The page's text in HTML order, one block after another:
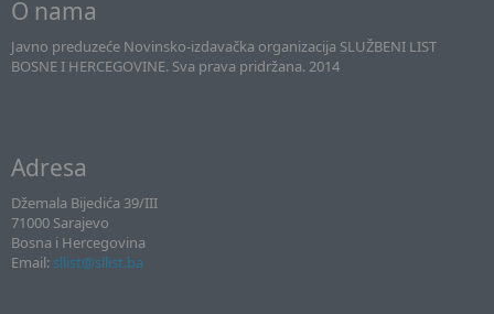
O nama
Javno preduzeće Novinsko-izdavačka organizacija SLUŽBENI LIST
BOSNE I HERCEGOVINE. Sva prava pridržana. 2014
Adresa
Džemala Bijedića 39/III
71000 Sarajevo
Bosna i Hercegovina
Email: sllist@sllist.ba